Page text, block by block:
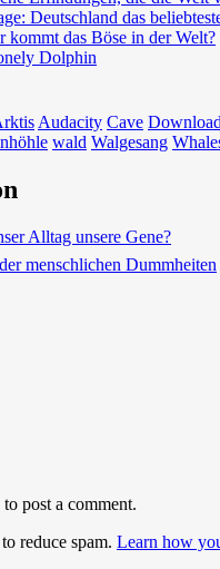
Deutschland das
kommt das Böse in der Welt?
Dolphin
Audacity Cave Download
wald Walgesang
Alltag unsere Gene?
menschlichen Dummheiten
to post a comment.
reduce spam. Learn how